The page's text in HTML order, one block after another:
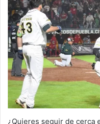
¿Quieres seguir de cerca